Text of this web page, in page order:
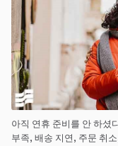
아직 연휴 준비를 안 하셨
부족, 배송 지연, 주문 취